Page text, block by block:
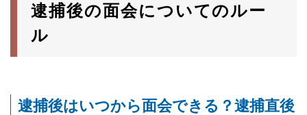
逮捕後の面会についてのルー
ル
逮捕後はいつから面会できる？逮捕直後